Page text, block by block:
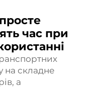
час при
на складне
а